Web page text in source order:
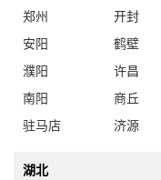
郑州 开封
安阳
鹤壁
濮阳
许昌
南阳
商丘
驻马店
济源
湖北